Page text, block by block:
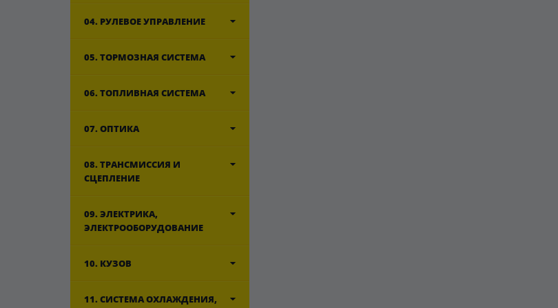
04. РУЛЕВОЕ УПРАВЛЕНИЕ
05. ТОРМОЗНАЯ СИСТЕМА
06. ТОПЛИВНАЯ СИСТЕМА
07. ОПТИКА
08. ТРАНСМИССИЯ И
СЦЕПЛЕНИЕ
09. ЭЛЕКТРИКА,
ЭЛЕКТРООБОРУДОВАНИЕ
10. КУЗОВ
11. СИСТЕМА ОХЛАЖДЕНИЯ,